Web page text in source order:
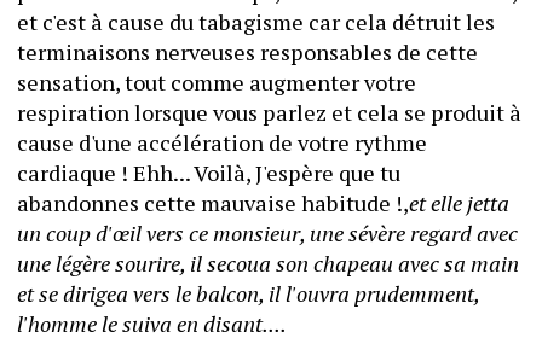
et c'est à cause du tabagisme car cela détruit les
terminaisons nerveuses responsables de cette
sensation, tout comme augmenter votre
respiration lorsque vous parlez et cela se produit à
cause d'une accélération de votre rythme
cardiaque ! Ehh... Voilà, J'espère que tu
abandonnes cette mauvaise habitude !,et elle jetta
un coup d'œil vers ce monsieur, une sévère regard avec
une légère sourire, il secoua son chapeau avec sa main
et se dirigea vers le balcon, il l'ouvra prudemment,